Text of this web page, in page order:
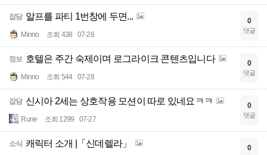
잡담 알프를 파티 1번창에 두면...
Minno 조회 438 07-28
0
댓글
정보 호텔은 주간 숙제이며 로그라이크 콘텐츠입니다
Minno 조회 544 07-28
0
댓글
잡담 신시아 2세는 상호작용 모션이 따로 있네요ㅋㅋ
Rune 조회 1299 07-27
0
댓글
소식 캐릭터 소개 |「신데렐라」 0